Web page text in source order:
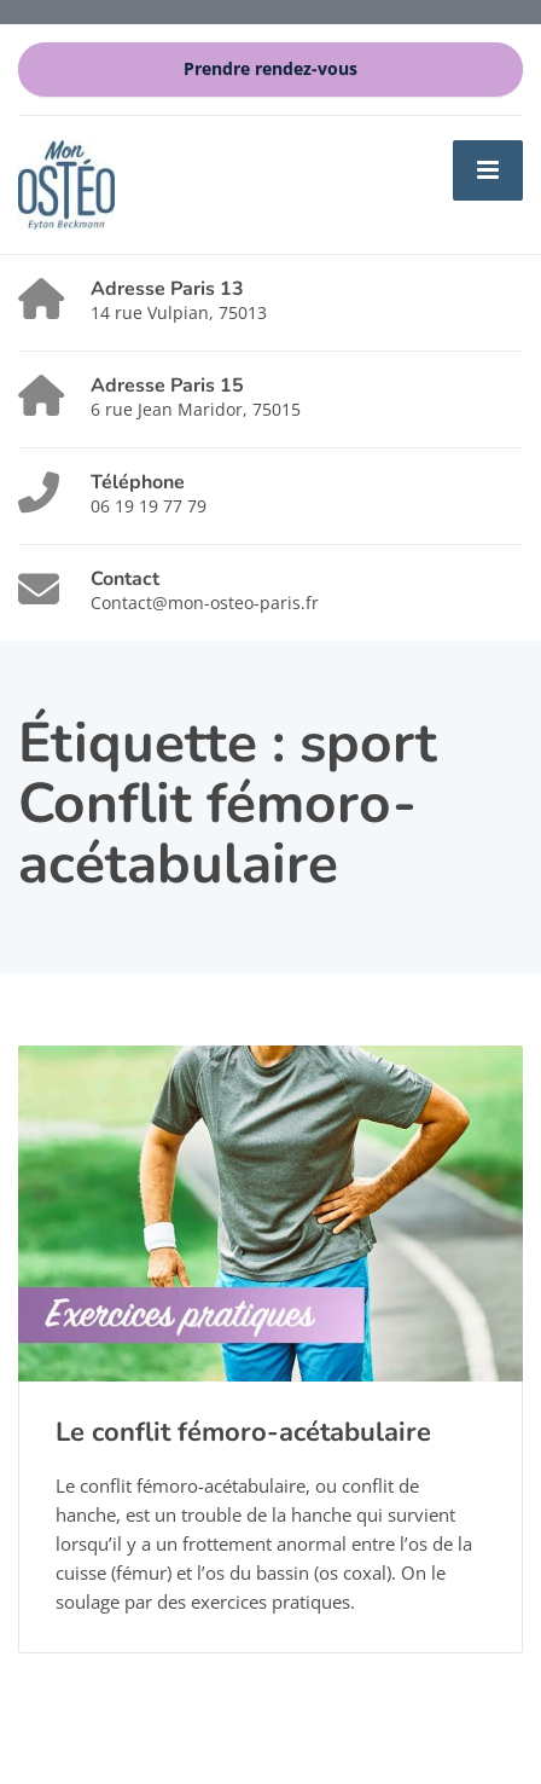
Prendre rendez-vous
Adresse Paris 13
14 rue Vulpian, 75013
Adresse Paris 15
6 rue Jean Maridor, 75015
Téléphone
06 19 19 77 79
Contact
Contact@mon-osteo-paris.fr
Étiquette : sport
Conflit fémoro-
acétabulaire
Le conflit fémoro-acétabulaire
Le conflit fémoro-acétabulaire, ou conflit de
hanche, est un trouble de la hanche qui survient
lorsqu’il y a un frottement anormal entre l’os de la
cuisse (fémur) et l’os du bassin (os coxal). On le
soulage par des exercices pratiques.